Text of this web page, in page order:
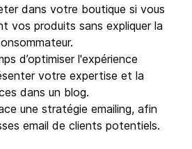
dans votre boutique si vous
vos produits sans expliquer la
d’optimiser l'expérience
votre expertise et la
dans un blog.
une stratégie emailing, afin
email de clients potentiels.